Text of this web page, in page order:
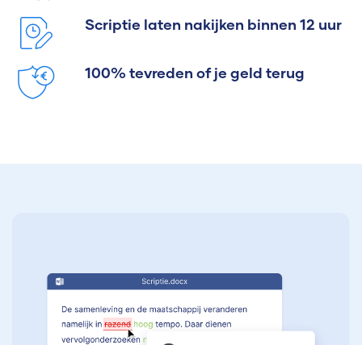
Scriptie laten nakijken binnen 12 uur
100% tevreden of je geld terug